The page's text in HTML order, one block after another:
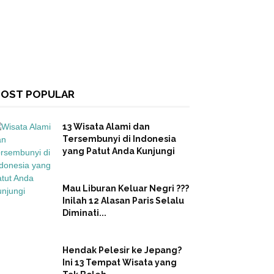
POPULAR
13 Wisata Alami dan
Tersembunyi di Indonesia
yang Patut Anda Kunjungi
Mau Liburan Keluar Negri ???
Inilah 12 Alasan Paris Selalu
Diminati...
Hendak Pelesir ke Jepang?
Ini 13 Tempat Wisata yang